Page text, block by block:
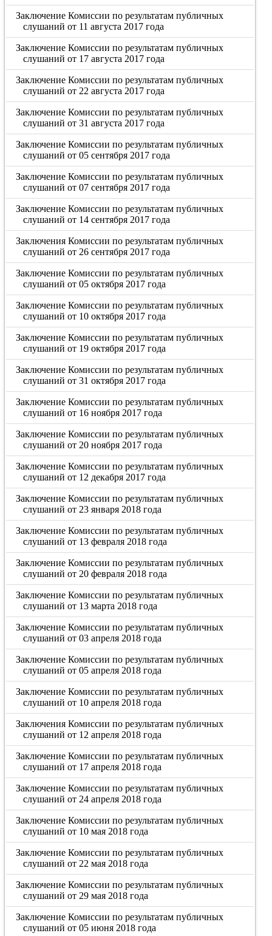
Заключение Комиссии по результатам публичных
слушаний от 11 августа 2017 года
Заключение Комиссии по результатам публичных
слушаний от 17 августа 2017 года
Заключение Комиссии по результатам публичных
слушаний от 22 августа 2017 года
Заключение Комиссии по результатам публичных
слушаний от 31 августа 2017 года
Заключение Комиссии по результатам публичных
слушаний от 05 сентября 2017 года
Заключение Комиссии по результатам публичных
слушаний от 07 сентября 2017 года
Заключение Комиссии по результатам публичных
слушаний от 14 сентября 2017 года
Заключения Комиссии по результатам публичных
слушаний от 26 сентября 2017 года
Заключение Комиссии по результатам публичных
слушаний от 05 октября 2017 года
Заключение Комиссии по результатам публичных
слушаний от 10 октября 2017 года
Заключение Комиссии по результатам публичных
слушаний от 19 октября 2017 года
Заключение Комиссии по результатам публичных
слушаний от 31 октября 2017 года
Заключение Комиссии по результатам публичных
слушаний от 16 ноября 2017 года
Заключение Комиссии по результатам публичных
слушаний от 20 ноября 2017 года
Заключение Комиссии по результатам публичных
слушаний от 12 декабря 2017 года
Заключение Комиссии по результатам публичных
слушаний от 23 января 2018 года
Заключение Комиссии по результатам публичных
слушаний от 13 февраля 2018 года
Заключение Комиссии по результатам публичных
слушаний от 20 февраля 2018 года
Заключение Комиссии по результатам публичных
слушаний от 13 марта 2018 года
Заключение Комиссии по результатам публичных
слушаний от 03 апреля 2018 года
Заключение Комиссии по результатам публичных
слушаний от 05 апреля 2018 года
Заключение Комиссии по результатам публичных
слушаний от 10 апреля 2018 года
Заключения Комиссии по результатам публичных
слушаний от 12 апреля 2018 года
Заключение Комиссии по результатам публичных
слушаний от 17 апреля 2018 года
Заключение Комиссии по результатам публичных
слушаний от 24 апреля 2018 года
Заключение Комиссии по результатам публичных
слушаний от 10 мая 2018 года
Заключение Комиссии по результатам публичных
слушаний от 22 мая 2018 года
Заключение Комиссии по результатам публичных
слушаний от 29 мая 2018 года
Заключение Комиссии по результатам публичных
слушаний от 05 июня 2018 года